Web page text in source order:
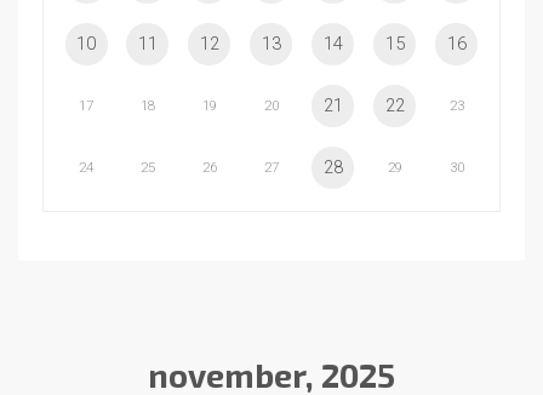
10 11 12 13 14 15 16
17 18 19 20 21 22 23
24 25 26 27 28 29 30
november, 2025